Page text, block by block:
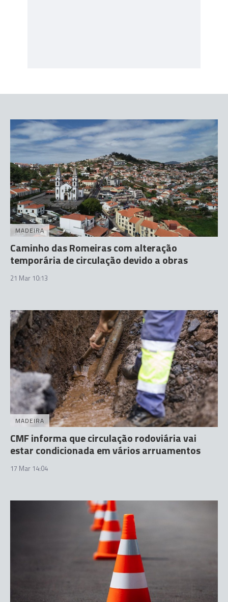
MADEIRA
Caminho das Romeiras com alteração
temporária de circulação devido a obras
21 Mar 10:13
MADEIRA
CMF informa que circulação rodoviária vai
estar condicionada em vários arruamentos
17 Mar 14:04